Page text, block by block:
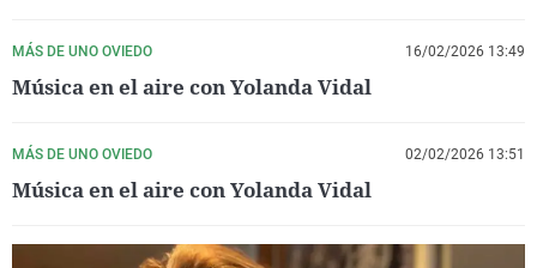
Gente viajera
Retornados
Operación Viuda
Navarra
País Vasco
Televisión
MÁS DE UNO OVIEDO 16/02/2026 13:49
Música en el aire con Yolanda Vidal
MÁS DE UNO OVIEDO 02/02/2026 13:51
Música en el aire con Yolanda Vidal